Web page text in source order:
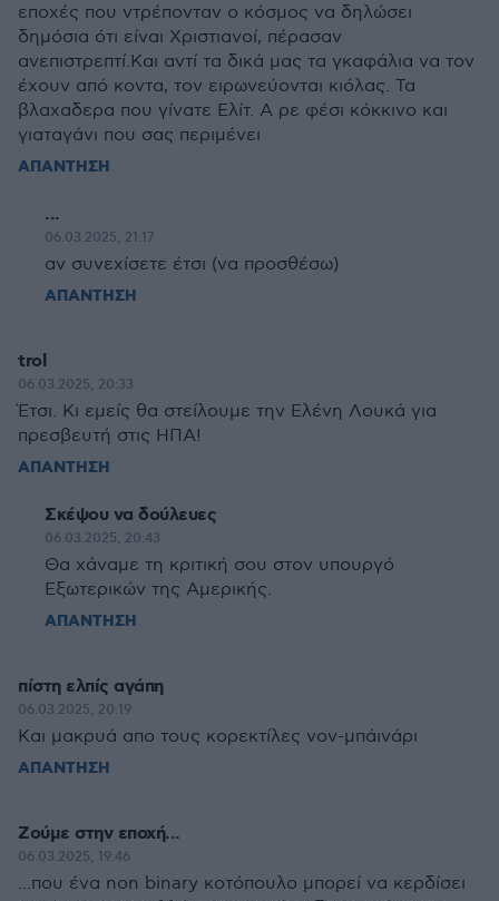
εποχές που ντρέπονταν ο κόσμος να δηλώσει
δημόσια ότι είναι Χριστιανοί, πέρασαν
ανεπιστρεπτί.Και αντί τα δικά μας τα γκαφάλια να τον
έχουν από κοντα, τον ειρωνεύονται κιόλας. Τα
βλαχαδερα που γίνατε Ελίτ. Α ρε φέσι κόκκινο και
γιαταγάνι που σας περιμένει
ΑΠΑΝΤΗΣΗ
...
06.03.2025, 21:17
αν συνεχίσετε έτσι (να προσθέσω)
ΑΠΑΝΤΗΣΗ
trol
06.03.2025, 20:33
Έτσι. Κι εμείς θα στείλουμε την Ελένη Λουκά για
πρεσβευτή στις ΗΠΑ!
ΑΠΑΝΤΗΣΗ
Σκέψου να δούλευες
06.03.2025, 20:43
Θα χάναμε τη κριτική σου στον υπουργό
Εξωτερικών της Αμερικής.
ΑΠΑΝΤΗΣΗ
πίστη ελπίς αγάπη
06.03.2025, 20:19
Και μακρυά απο τους κορεκτίλες νον-μπάινάρι
ΑΠΑΝΤΗΣΗ
Ζούμε στην εποχή...
06.03.2025, 19:46
...που ένα non binary κοτόπουλο μπορεί να κερδίσει